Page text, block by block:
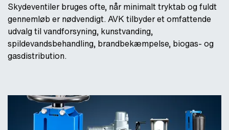
Skydeventiler bruges ofte, når minimalt tryktab og fuldt
gennemløb er nødvendigt. AVK tilbyder et omfattende
udvalg til vandforsyning, kunstvanding,
spildevandsbehandling, brandbekæmpelse, biogas- og
gasdistribution.